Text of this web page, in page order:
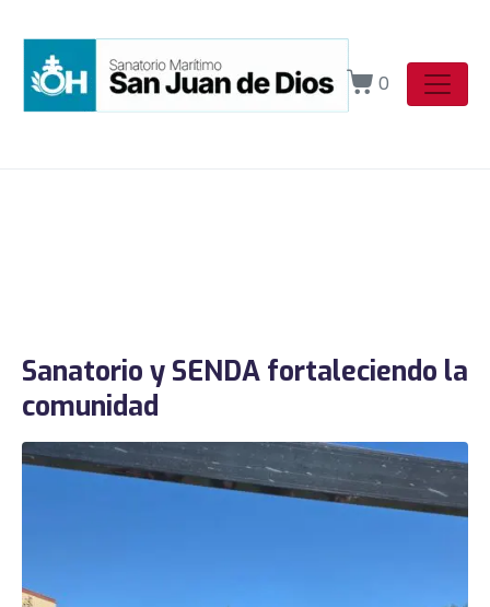
0
Sanatorio y SENDA fortaleciendo la
comunidad